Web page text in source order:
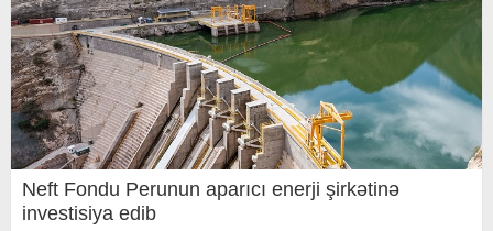
Neft Fondu Perunun aparıcı enerji şirkətinə
investisiya edib